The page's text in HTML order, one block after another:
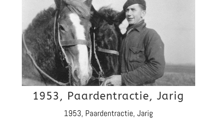
1953, Paardentractie, Jarig
1953, Paardentractie, Jarig